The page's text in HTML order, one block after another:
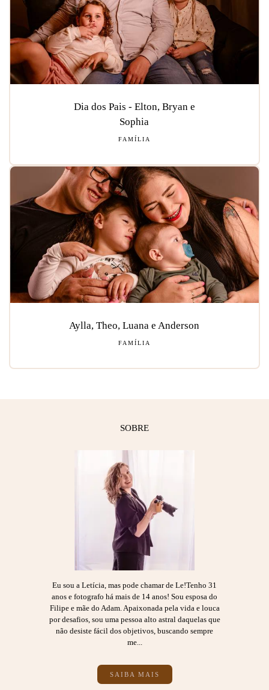
Dia dos Pais - Elton, Bryan e
Sophia
FAMÍLIA
Aylla, Theo, Luana e Anderson
FAMÍLIA
SOBRE
Eu sou a Letícia, mas pode chamar de Le!Tenho 31
anos e fotografo há mais de 14 anos! Sou esposa do
Filipe e mãe do Adam. Apaixonada pela vida e louca
por desafios, sou uma pessoa alto astral daquelas que
não desiste fácil dos objetivos, buscando sempre
me...
SAIBA MAIS